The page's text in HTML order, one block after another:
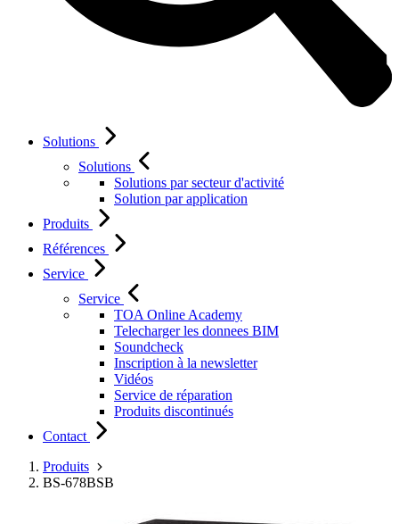
Solutions
Solutions
Solutions par secteur d'activité
Solution par application
Produits
Références
Service
Service
TOA Online Academy
Telecharger les donnees BIM
Soundcheck
Inscription à la newsletter
Vidéos
Service de réparation
Produits discontinués
Contact
Produits
BS-678BSB